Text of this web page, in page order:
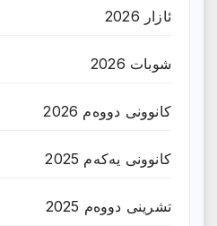
ئازار 2026
شوبات 2026
کانوونی دووەم 2026
کانوونی یەکەم 2025
تشرینی دووەم 2025